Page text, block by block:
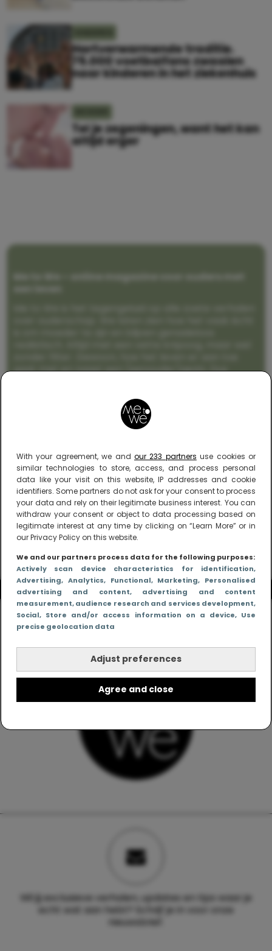
With your agreement, we and our 233 partners use cookies or
similar technologies to store, access, and process personal
data like your visit on this website, IP addresses and cookie
identifiers. Some partners do not ask for your consent to process
your data and rely on their legitimate business interest. You can
withdraw your consent or object to data processing based on
legitimate interest at any time by clicking on “Learn More” or in
our Privacy Policy on this website.
We and our partners process data for the following purposes:
Actively scan device characteristics for identification,
Advertising, Analytics, Functional, Marketing, Personalised
advertising and content, advertising and content
measurement, audience research and services development,
Social, Store and/or access information on a device, Use
precise geolocation data
Adjust preferences
Agree and close
Hartverwarmende traditie.
75.000 voetbalfans zwaaien
naar kinderen in het ziekenhuis
Tel je zegeningen, want het kan
altijd erger
Me to We – online magazine voor ouders met
gaat met en naast een (eenouder)gezin. Dus
Wil jij exclusieve verhalen, updates en tips waar je
echt wat aan hebt? Schrijf je in voor onze
nieuwsbrief.